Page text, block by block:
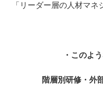
「リーダー層の人材マネ
・このよ
階層別研修・外